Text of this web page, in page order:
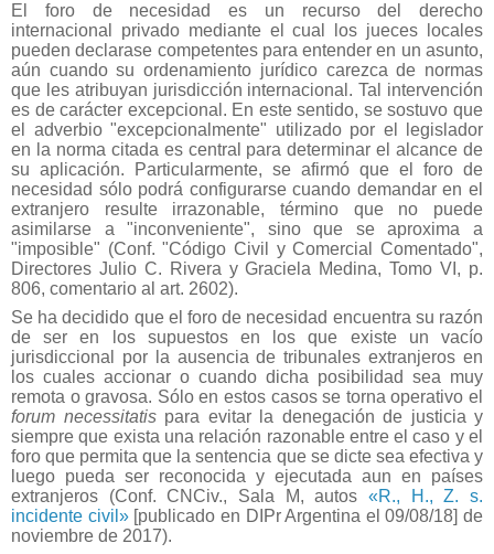
El foro de necesidad es un recurso del derecho
internacional privado mediante el cual los jueces locales
pueden declarase competentes para entender en un asunto,
aún cuando su ordenamiento jurídico carezca de normas
que les atribuyan jurisdicción internacional. Tal intervención
es de carácter excepcional. En este sentido, se sostuvo que
el adverbio "excepcionalmente" utilizado por el legislador
en la norma citada es central para determinar el alcance de
su aplicación. Particularmente, se afirmó que el foro de
necesidad sólo podrá configurarse cuando demandar en el
extranjero resulte irrazonable, término que no puede
asimilarse a "inconveniente", sino que se aproxima a
"imposible" (Conf. "Código Civil y Comercial Comentado",
Directores Julio C. Rivera y Graciela Medina, Tomo VI, p.
806, comentario al art. 2602).
Se ha decidido que el foro de necesidad encuentra su razón
de ser en los supuestos en los que existe un vacío
jurisdiccional por la ausencia de tribunales extranjeros en
los cuales accionar o cuando dicha posibilidad sea muy
remota o gravosa. Sólo en estos casos se torna operativo el
forum necessitatis para evitar la denegación de justicia y
siempre que exista una relación razonable entre el caso y el
foro que permita que la sentencia que se dicte sea efectiva y
luego pueda ser reconocida y ejecutada aun en países
extranjeros (Conf. CNCiv., Sala M, autos «R., H., Z. s.
incidente civil»[publicado en DIPr Argentina el 09/08/18] de
noviembre de 2017).